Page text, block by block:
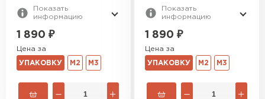
Показать
информацию
1 890 ₽
Цена за
УПАКОВКУ М2 М3
Показать
информацию
1 890 ₽
Цена за
УПАКОВКУ М2 М3